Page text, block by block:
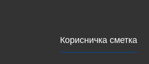
Корисничка сметка